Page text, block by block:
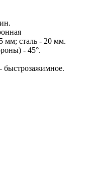
мм; сталь - 20 мм.
- 45°.
быстрозажимное.